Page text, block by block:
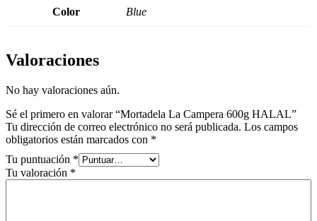
Color Blue
Valoraciones
No hay valoraciones aún.
Sé el primero en valorar “Mortadela La Campera 600g HALAL”
Tu dirección de correo electrónico no será publicada. Los campos
obligatorios están marcados con *
Tu puntuación *
Tu valoración *